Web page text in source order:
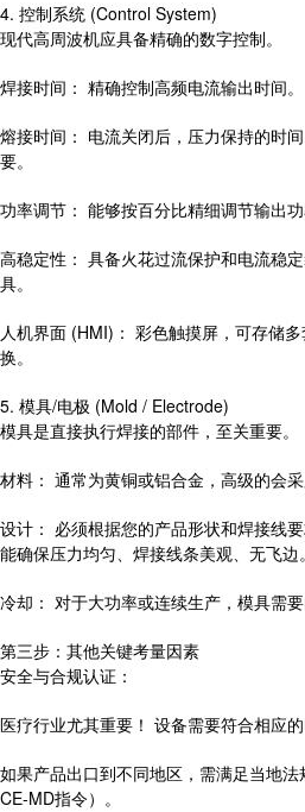
4. 控制系统 (Control System)
现代高周波机应具备精确的数字控制。
焊接时间： 精确控制高频电流输出时间。
熔接时间： 电流关闭后，压力保持的时
要。
功率调节： 能够按百分比精细调节输出功
高稳定性： 具备火花过流保护和电流稳
具。
人机界面 (HMI)： 彩色触摸屏，可存储
换。
5. 模具/电极 (Mold / Electrode)
模具是直接执行焊接的部件，至关重要。
材料： 通常为黄铜或铝合金，高级的会
设计： 必须根据您的产品形状和焊接线
能确保压力均匀、焊接线条美观、无飞边。
冷却： 对于大功率或连续生产，模具需要
第三步：其他关键考量因素
安全与合规认证：
医疗行业尤其重要！ 设备需要符合相应
如果产品出口到不同地区，需满足当地
CE-MD指令）。